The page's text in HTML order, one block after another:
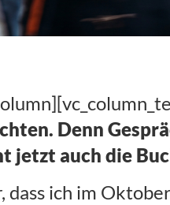
ya got
Denn
jetzt auch die
dass ich im